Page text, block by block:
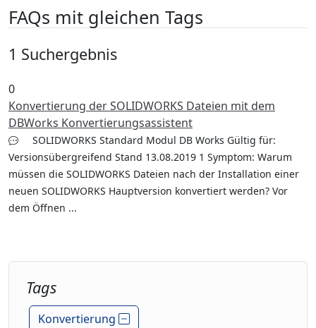
FAQs mit gleichen Tags
1 Suchergebnis
0
Konvertierung der SOLIDWORKS Dateien mit dem
DBWorks Konvertierungsassistent
SOLIDWORKS Standard Modul DB Works Gültig für:
Versionsübergreifend Stand 13.08.2019 1 Symptom: Warum
müssen die SOLIDWORKS Dateien nach der Installation einer
neuen SOLIDWORKS Hauptversion konvertiert werden? Vor
dem Öffnen ...
Tags
Konvertierung